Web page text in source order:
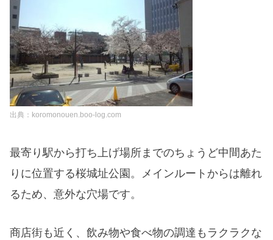
出典：koromonouen.boo-log.com
最寄り駅から打ち上げ場所までのちょうど中間あた
りに位置する桜城址公園。メインルートからは離れ
るため、意外な穴場です。
商店街も近く、飲み物や食べ物の調達もラクラク な